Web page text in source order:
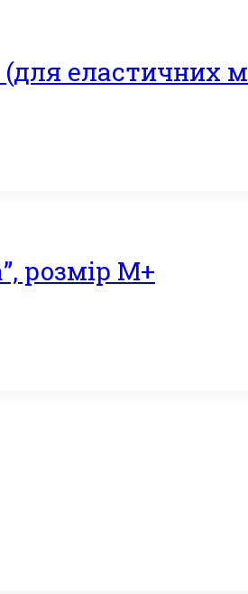
еластичних
розмір М+